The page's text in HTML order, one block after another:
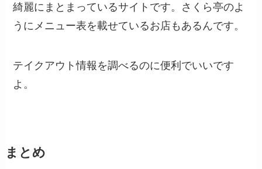
綺麗にまとまっているサイトです。さくら亭のよ
うにメニュー表を載せているお店もあるんです。
テイクアウト情報を調べるのに便利でいいです
よ。
まとめ